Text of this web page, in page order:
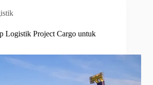
Logistik Project Cargo untuk